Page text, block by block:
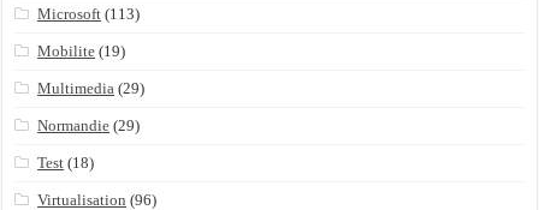
Microsoft (113)
Mobilite (19)
Multimedia (29)
Normandie (29)
Test (18)
Virtualisation (96)